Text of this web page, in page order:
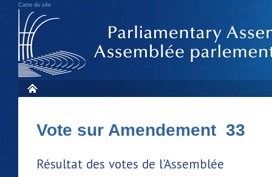
Carte du site
Vote sur Amendement 33
Résultat des votes de l'Assemblée